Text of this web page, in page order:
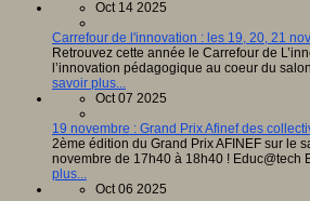
Oct 14 2025
Carrefour de l'innovation : les 19, 20, 21
Retrouvez cette année le Carrefour de
l’innovation pédagogique au coeur du
savoir plus...
Oct 07 2025
19 novembre : Grand Prix Afinef des
2ème édition du Grand Prix AFINEF sur le
novembre de 17h40 à 18h40 ! Educ@tech
plus...
Oct 06 2025